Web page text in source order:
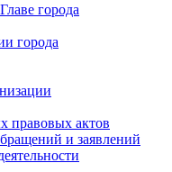
города
города
правовых актов
и заявлений